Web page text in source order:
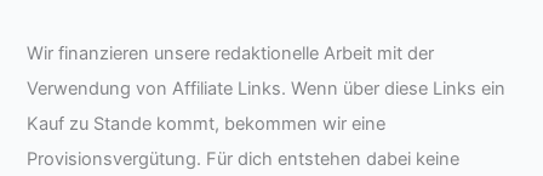
Wir finanzieren unsere redaktionelle Arbeit mit der
Verwendung von Affiliate Links. Wenn über diese Links ein
Kauf zu Stande kommt, bekommen wir eine
Provisionsvergütung. Für dich entstehen dabei keine